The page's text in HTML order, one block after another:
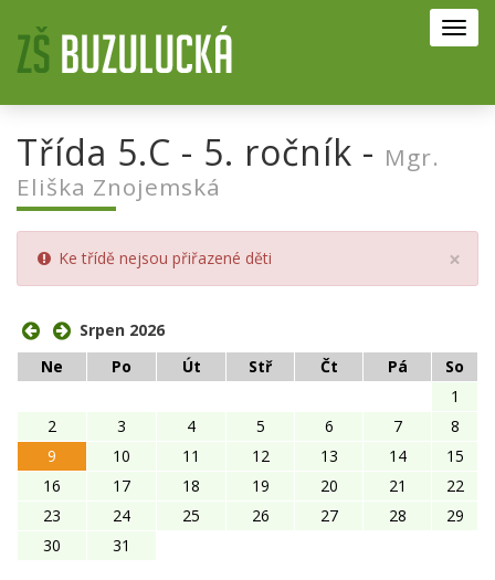
Třída 5.C - 5. ročník - Mgr.
Eliška Znojemská
×
Ke třídě nejsou přiřazené děti
Srpen 2026
Ne
Po Út Stř Čt Pá
So
1
2
3 4 5 6 7
8
9
10 11 12 13 14
15
16
17 18 19 20 21
22
23
24 25 26 27 28
29
30
31